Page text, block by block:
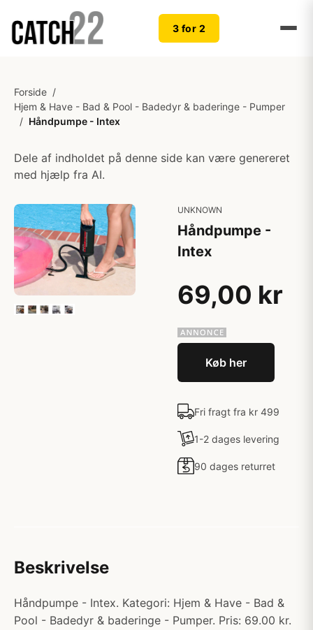
3 for 2
Forside /
Hjem & Have - Bad & Pool - Badedyr & baderinge - Pumper
/ Håndpumpe - Intex
Dele af indholdet på denne side kan være genereret
med hjælp fra AI.
UNKNOWN
Håndpumpe -
Intex
69,00 kr
Køb her
Fri fragt fra kr 499
1-2 dages levering
90 dages returret
Beskrivelse
Håndpumpe - Intex. Kategori: Hjem & Have - Bad &
Pool - Badedyr & baderinge - Pumper. Pris: 69.00 kr.